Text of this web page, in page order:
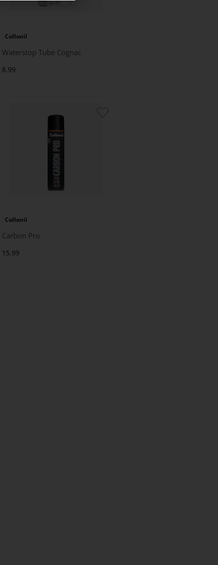
Collonil
Waterstop Tube Cognac
8.99
Collonil
Carbon Pro
15.99